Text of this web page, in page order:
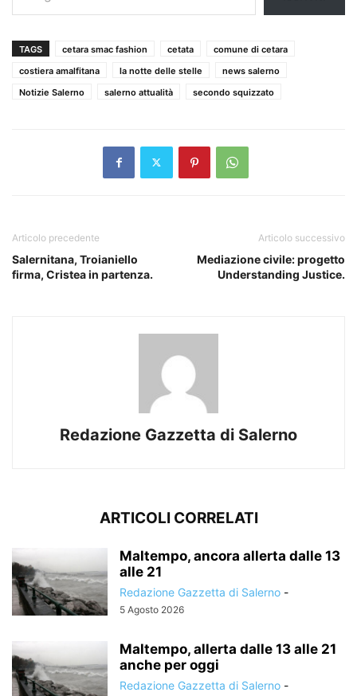
TAGS cetara smac fashion cetata
comune di cetara
costiera amalfitana
la notte delle stelle
news salerno
Notizie Salerno
salerno attualità secondo squizzato
Articolo precedente
Salernitana, Troianiello
firma, Cristea in partenza.
Articolo successivo
Mediazione civile: progetto
Understanding Justice.
Redazione Gazzetta di Salerno
ARTICOLI CORRELATI
Maltempo, ancora allerta dalle 13
alle 21
Redazione Gazzetta di Salerno -
5 Agosto 2026
Maltempo, allerta dalle 13 alle 21
anche per oggi
Redazione Gazzetta di Salerno -